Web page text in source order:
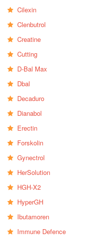
Cilexin
Clenbutrol
Creatine
Cutting
D-Bal Max
Dbal
Decaduro
Dianabol
Erectin
Forskolin
Gynectrol
HerSolution
HGH-X2
HyperGH
Ibutamoren
Immune Defence